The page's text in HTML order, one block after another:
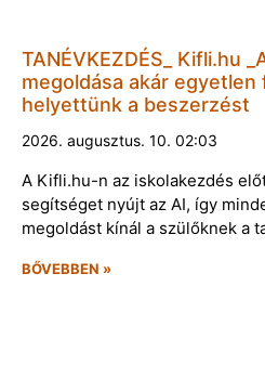
TANÉVKEZDÉS_ Kifli.hu
megoldása akár
helyettünk a beszerzést
2026. augusztus. 10. 02:03
A Kifli.hu-n az iskolakezdés
segítséget nyújt az AI, így
megoldást kínál a szülőknek a
BŐVEBBEN »